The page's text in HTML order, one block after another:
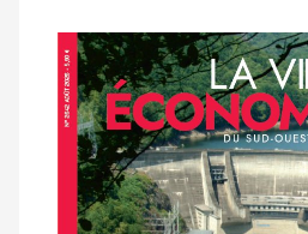
Notre
dernier
magazine